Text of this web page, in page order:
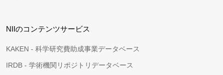
NIIのコンテンツサービス
KAKEN - 科学研究費助成事業データベース
IRDB - 学術機関リポジトリデータベース